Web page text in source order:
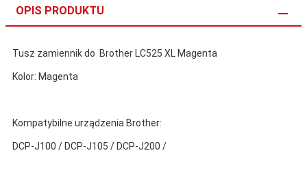
OPIS PRODUKTU
Tusz zamiennik do Brother LC525 XL Magenta
Kolor: Magenta
Kompatybilne urządzenia Brother:
DCP-J100 / DCP-J105 / DCP-J200 /